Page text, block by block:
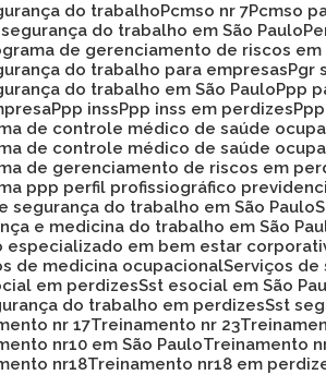
do trabalho
Pcmso nr 7 Pcmso
segurança do trabalho em São Paulo
de gerenciamento de riscos
do trabalho para empresas
do trabalho em São Paulo
Ppp
Ppp inss Ppp inss em perdizes
de controle médico de saúde
de controle médico de saúde
de gerenciamento de riscos em
ppp perfil profissiográfico
e segurança do trabalho em São Paulo
e medicina do trabalho em São
especializado em bem estar
de medicina ocupacional Serviços
em perdizes Sst esocial em São
do trabalho em perdizes Sst
nr 17
Treinamento nr 23
nr10 em São Paulo
Treinamento
nr18
Treinamento nr18 em